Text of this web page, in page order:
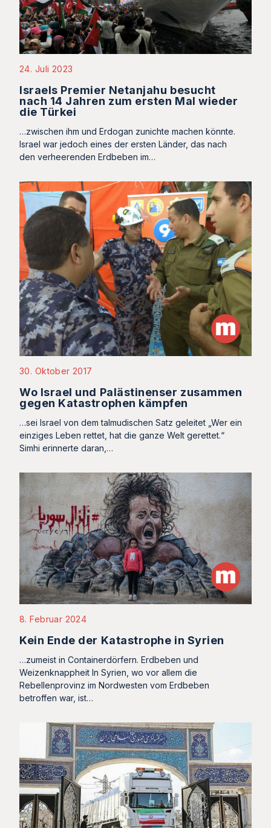
24. Juli 2023
Israels Premier Netanjahu besucht
nach 14 Jahren zum ersten Mal wieder
die Türkei
…zwischen ihm und Erdogan zunichte machen könnte.
Israel war jedoch eines der ersten Länder, das nach
den verheerenden Erdbeben im…
30. Oktober 2017
Wo Israel und Palästinenser zusammen
gegen Katastrophen kämpfen
…sei Israel von dem talmudischen Satz geleitet „Wer ein
einziges Leben rettet, hat die ganze Welt gerettet.“
Simhi erinnerte daran,…
8. Februar 2024
Kein Ende der Katastrophe in Syrien
…zumeist in Containerdörfern. Erdbeben und
Weizenknappheit In Syrien, wo vor allem die
Rebellenprovinz im Nordwesten vom Erdbeben
betroffen war, ist…